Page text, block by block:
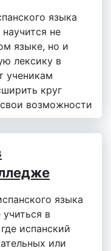
языка
не
языке, но и
лексику в
ученикам
круг
возможности
языка
в
испанский
или